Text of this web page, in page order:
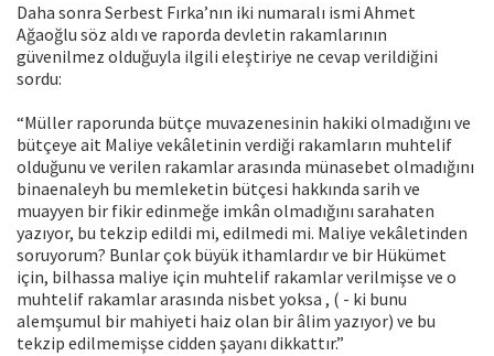
Daha sonra Serbest Fırka’nın iki numaralı ismi Ahmet
Ağaoğlu söz aldı ve raporda devletin rakamlarının
güvenilmez olduğuyla ilgili eleştiriye ne cevap verildiğini
sordu:
“Müller raporunda bütçe muvazenesinin hakiki olmadığını ve
bütçeye ait Maliye vekâletinin verdiği rakamların muhtelif
olduğunu ve verilen rakamlar arasında münasebet olmadığını
binaenaleyh bu memleketin bütçesi hakkında sarih ve
muayyen bir fikir edinmeğe imkân olmadığını sarahaten
yazıyor, bu tekzip edildi mi, edilmedi mi. Maliye vekâletinden
soruyorum? Bunlar çok büyük ithamlardır ve bir Hükümet
için, bilhassa maliye için muhtelif rakamlar verilmişse ve o
muhtelif rakamlar arasında nisbet yoksa , ( - ki bunu
alemşumul bir mahiyeti haiz olan bir âlim yazıyor) ve bu
tekzip edilmemişse cidden şayanı dikkattır.”